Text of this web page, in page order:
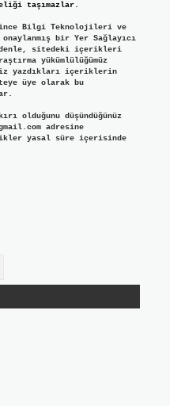
taşımazlar.
Bilgi Teknolojileri ve
bir Yer Sağlayıcı
sitedeki içerikleri
yükümlülüğümüz
yazdıkları içeriklerin
üye olarak bu
olduğunu düşündüğünüz
adresine
yasal süre içerisinde